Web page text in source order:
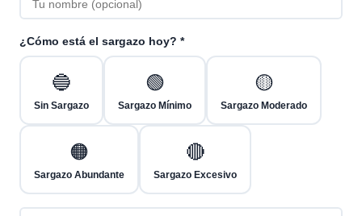
¿Cómo está el sargazo hoy? *
🔵
Sin Sargazo
🟢
Sargazo Mínimo
🟡
Sargazo Moderado
🟠
Sargazo Abundante
🔴
Sargazo Excesivo